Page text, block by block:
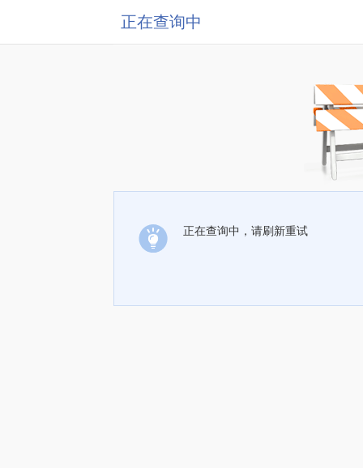
正在查询中
正在查询中，请刷新重试